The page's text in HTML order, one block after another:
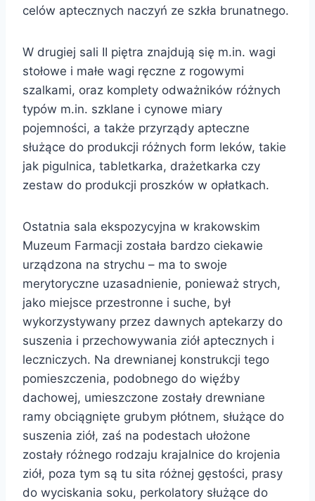
celów aptecznych naczyń ze szkła brunatnego.
W drugiej sali II piętra znajdują się m.in. wagi
stołowe i małe wagi ręczne z rogowymi
szalkami, oraz komplety odważników różnych
typów m.in. szklane i cynowe miary
pojemności, a także przyrządy apteczne
służące do produkcji różnych form leków, takie
jak pigulnica, tabletkarka, drażetkarka czy
zestaw do produkcji proszków w opłatkach.
Ostatnia sala ekspozycyjna w krakowskim
Muzeum Farmacji została bardzo ciekawie
urządzona na strychu – ma to swoje
merytoryczne uzasadnienie, ponieważ strych,
jako miejsce przestronne i suche, był
wykorzystywany przez dawnych aptekarzy do
suszenia i przechowywania ziół aptecznych i
leczniczych. Na drewnianej konstrukcji tego
pomieszczenia, podobnego do więźby
dachowej, umieszczone zostały drewniane
ramy obciągnięte grubym płótnem, służące do
suszenia ziół, zaś na podestach ułożone
zostały różnego rodzaju krajalnice do krojenia
ziół, poza tym są tu sita różnej gęstości, prasy
do wyciskania soku, perkolatory służące do